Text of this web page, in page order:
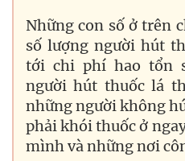
Những con số ở trên
số lượng người hút
tới chi phí hao tổn
người hút thuốc lá
những người không
phải khói thuốc ở
mình và những nơi